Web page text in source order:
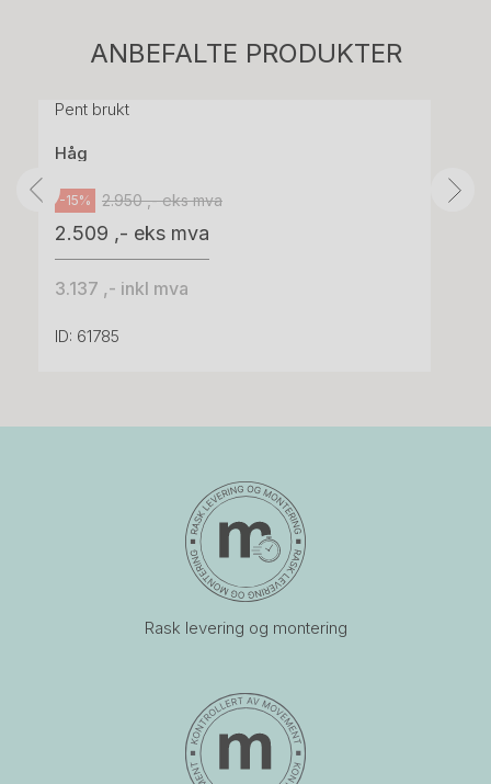
ANBEFALTE PRODUKTER
H05 5600 Swingback-armlene Mørk
Pent brukt
Håg
-15% 2.950 ,- eks mva
2.509 ,- eks mva
3.137 ,- inkl mva
ID: 61785
Rask levering og montering